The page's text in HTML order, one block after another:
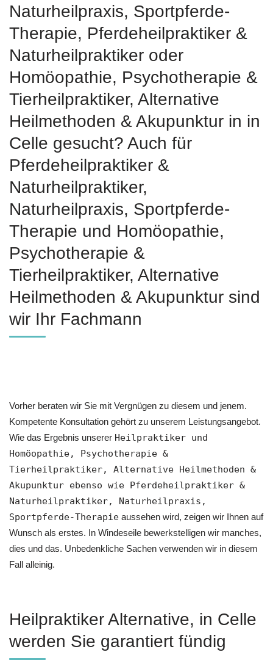
Naturheilpraxis, Sportpferde-
Therapie, Pferdeheilpraktiker &
Naturheilpraktiker oder
‎Homöopathie, ‎Psychotherapie &
‎Tierheilpraktiker, Alternative
Heilmethoden & Akupunktur in in
Celle gesucht? Auch für
Pferdeheilpraktiker &
Naturheilpraktiker,
Naturheilpraxis, Sportpferde-
Therapie und ‎Homöopathie,
‎Psychotherapie &
‎Tierheilpraktiker, Alternative
Heilmethoden & Akupunktur sind
wir Ihr Fachmann
Vorher beraten wir Sie mit Vergnügen zu diesem und jenem.
Kompetente Konsultation gehört zu unserem Leistungsangebot.
Wie das Ergebnis unserer Heilpraktiker und
‎Homöopathie, ‎Psychotherapie &
‎Tierheilpraktiker, Alternative Heilmethoden &
Akupunktur ebenso wie Pferdeheilpraktiker &
Naturheilpraktiker, Naturheilpraxis,
Sportpferde-Therapie aussehen wird, zeigen wir Ihnen auf
Wunsch als erstes. In Windeseile bewerkstelligen wir manches,
dies und das. Unbedenkliche Sachen verwenden wir in diesem
Fall alleinig.
Heilpraktiker Alternative, in Celle
werden Sie garantiert fündig